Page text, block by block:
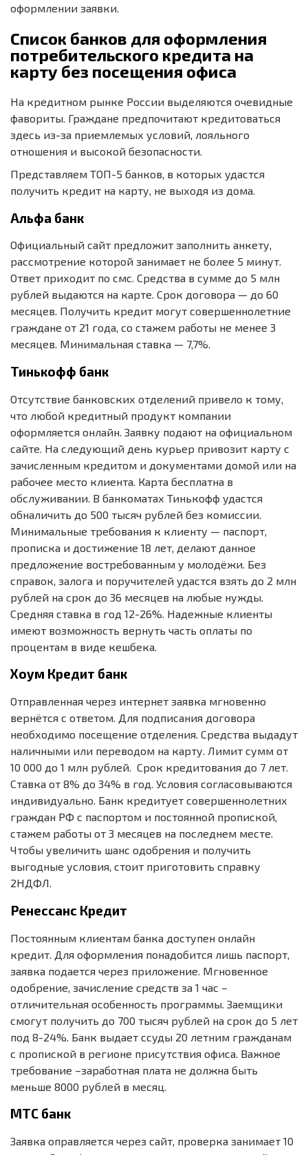
оформлении заявки.
Список банков для оформления
потребительского кредита на
карту без посещения офиса
На кредитном рынке России выделяются очевидные
фавориты. Граждане предпочитают кредитоваться
здесь из-за приемлемых условий, лояльного
отношения и высокой безопасности.
Представляем ТОП-5 банков, в которых удастся
получить кредит на карту, не выходя из дома.
Альфа банк
Официальный сайт предложит заполнить анкету,
рассмотрение которой занимает не более 5 минут.
Ответ приходит по смс. Средства в сумме до 5 млн
рублей выдаются на карте. Срок договора — до 60
месяцев. Получить кредит могут совершеннолетние
граждане от 21 года, со стажем работы не менее 3
месяцев. Минимальная ставка — 7,7%.
Тинькофф банк
Отсутствие банковских отделений привело к тому,
что любой кредитный продукт компании
оформляется онлайн. Заявку подают на официальном
сайте. На следующий день курьер привозит карту с
зачисленным кредитом и документами домой или на
рабочее место клиента. Карта бесплатна в
обслуживании. В банкоматах Тинькофф удастся
обналичить до 500 тысяч рублей без комиссии.
Минимальные требования к клиенту — паспорт,
прописка и достижение 18 лет, делают данное
предложение востребованным у молодёжи. Без
справок, залога и поручителей удастся взять до 2 млн
рублей на срок до 36 месяцев на любые нужды.
Средняя ставка в год 12-26%. Надежные клиенты
имеют возможность вернуть часть оплаты по
процентам в виде кешбека.
Хоум Кредит банк
Отправленная через интернет заявка мгновенно
вернётся с ответом. Для подписания договора
необходимо посещение отделения. Средства выдадут
наличными или переводом на карту. Лимит сумм от
10 000 до 1 млн рублей. Срок кредитования до 7 лет.
Ставка от 8% до 34% в год. Условия согласовываются
индивидуально. Банк кредитует совершеннолетних
граждан РФ с паспортом и постоянной пропиской,
стажем работы от 3 месяцев на последнем месте.
Чтобы увеличить шанс одобрения и получить
выгодные условия, стоит приготовить справку
2НДФЛ.
Ренессанс Кредит
Постоянным клиентам банка доступен онлайн
кредит. Для оформления понадобится лишь паспорт,
заявка подается через приложение. Мгновенное
одобрение, зачисление средств за 1 час –
отличительная особенность программы. Заемщики
смогут получить до 700 тысяч рублей на срок до 5 лет
под 8-24%. Банк выдает ссуды 20 летним гражданам
с пропиской в регионе присутствия офиса. Важное
требование –заработная плата не должна быть
меньше 8000 рублей в месяц.
МТС банк
Заявка оправляется через сайт, проверка занимает 10